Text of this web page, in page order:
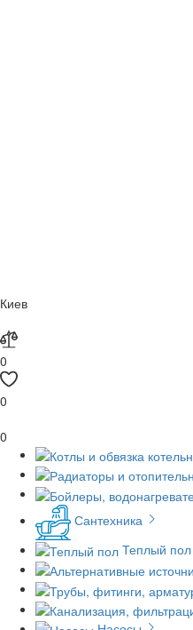
Киев
0
0
0
Сантехника
Теплый пол